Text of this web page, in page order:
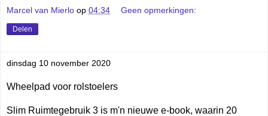
Marcel van Mierlo op 04:34 Geen opmerkingen:
Delen
dinsdag 10 november 2020
Wheelpad voor rolstoelers
Slim Ruimtegebruik 3 is m'n nieuwe e-book, waarin 20